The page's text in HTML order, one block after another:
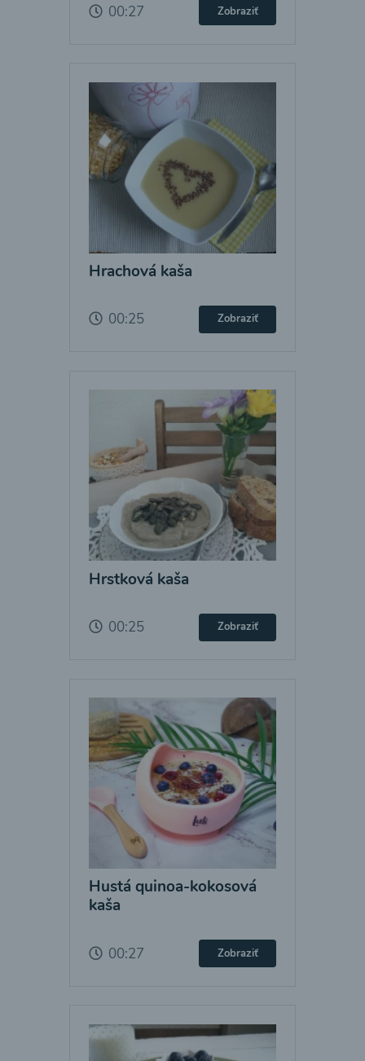
00:27 Zobraziť
Hrachová kaša
00:25 Zobraziť
Hrstková kaša
00:25 Zobraziť
Hustá quinoa-kokosová
kaša
00:27 Zobraziť